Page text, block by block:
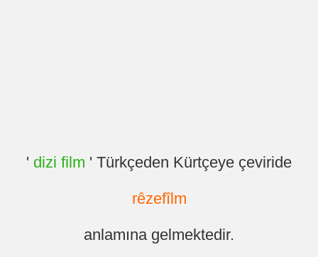
' dizi film ' Türkçeden Kürtçeye çeviride
rêzefîlm
anlamına gelmektedir.